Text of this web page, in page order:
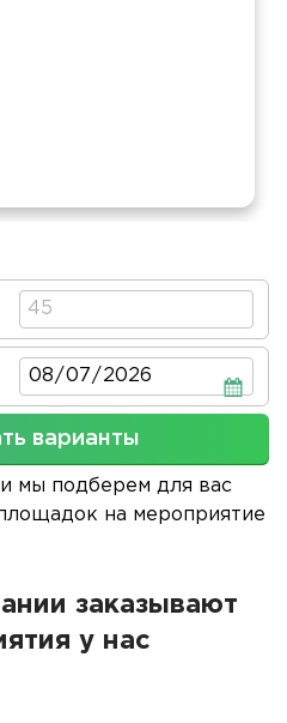
Дата
варианты
и мы подберем для вас
на мероприятие
заказывают
у нас